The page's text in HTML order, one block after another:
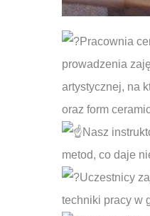
Pracownia
prowadzenia
artystycznej, na
oraz form
Nasz
metod, co daje
Uczestnicy
techniki pracy w